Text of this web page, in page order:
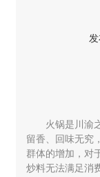
火锅是川渝之
留香、回味无究
群体的增加，对
炒料无法满足消